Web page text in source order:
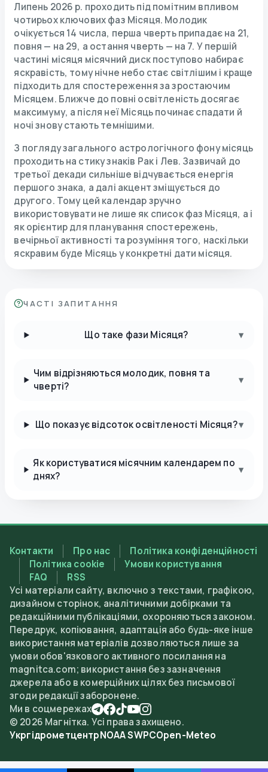
Липень 2026 р. проходить під помітним впливом
чотирьох ключових фаз Місяця. Молодик
очікується 14 числа, перша чверть припадає на 21,
повня — на 29, а остання чверть — на 7. У першій
частині місяця місячний диск поступово набирає
яскравість, тому нічне небо стає світлішим і краще
підходить для спостереження за зростаючим
Місяцем. Ближче до повні освітленість досягає
максимуму, а після неї Місяць починає спадати й
ночі знову стають темнішими.
З погляду загального астрологічного фону місяць
проходить на стику знаків Рак і Лев. Зазвичай до
третьої декади сильніше відчувається енергія
першого знака, а далі акцент зміщується до
другого. Тому цей календар зручно
використовувати не лише як список фаз Місяця, а і
як орієнтир для планування спостережень,
вечірньої активності та розуміння того, наскільки
яскравим буде Місяць у конкретні дати місяця.
ЧАСТІ ЗАПИТАННЯ
Що таке фази Місяця? ▾
Чим відрізняються молодик, повня та
чверті?
▾
Що показує відсоток освітленості Місяця?▾
Як користуватися місячним календарем по
днях?
▾
Контакти Про нас
Політика конфіденційності
Політика cookie
Умови користування
FAQ
RSS
Усі матеріали сайту, включно з текстами, графікою,
дизайном сторінок, аналітичними добірками та
редакційними публікаціями, охороняються законом.
Передрук, копіювання, адаптація або будь-яке інше
використання матеріалів дозволяються лише за
умови обов'язкового активного посилання на
magnitca.com; використання без зазначення
джерела або в комерційних цілях без письмової
згоди редакції заборонене.
Ми в соцмережах
© 2026 Магнітка. Усі права захищено.
УкргідрометцентрNOAA SWPCOpen-Meteo